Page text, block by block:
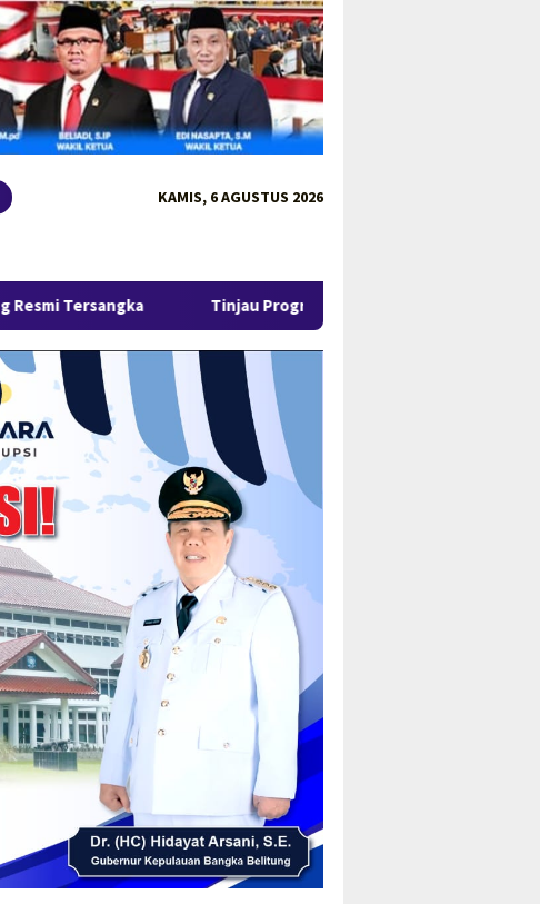
KAMIS, 6 AGUSTUS 2026
Tinjau Program MBG 3B di Pangkalpinang, Gubernur Hidayat